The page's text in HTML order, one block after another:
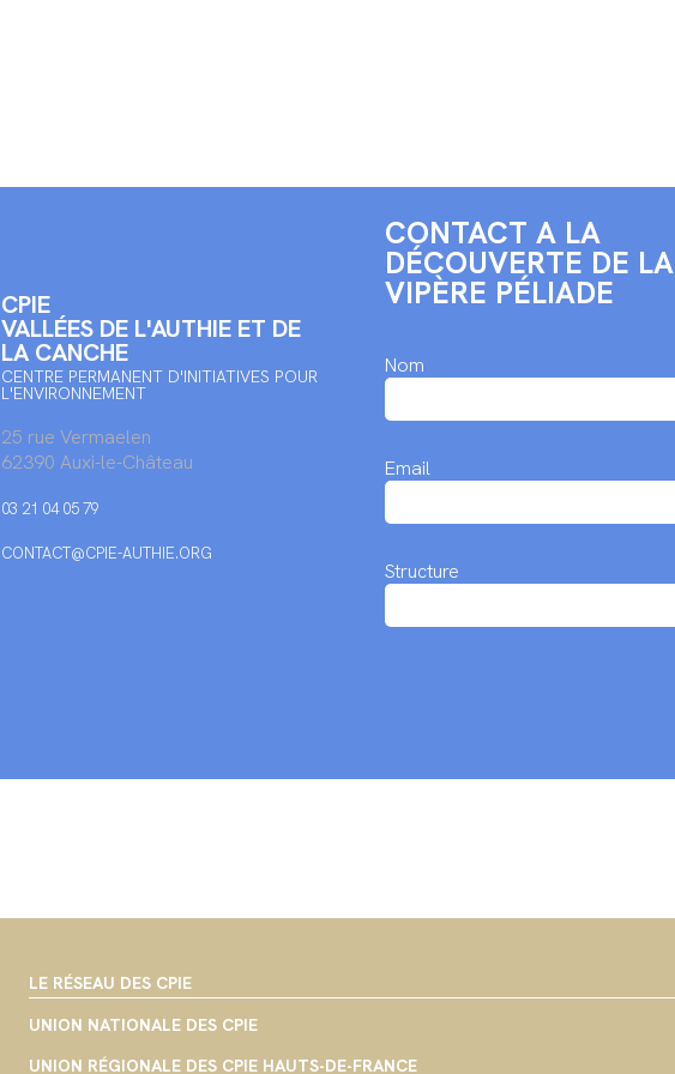
CPIE
VALLÉES DE L'AUTHIE ET DE
LA CANCHE
CENTRE PERMANENT D'INITIATIVES POUR
L'ENVIRONNEMENT
25 rue Vermaelen
62390 Auxi-le-Château
03 21 04 05 79
CONTACT@CPIE-AUTHIE.ORG
CONTACT A LA
DÉCOUVERTE DE LA
VIPÈRE PÉLIADE
Nom
Email
Structure
LE RÉSEAU DES CPIE
UNION NATIONALE DES CPIE
UNION RÉGIONALE DES CPIE HAUTS-DE-FRANCE